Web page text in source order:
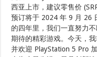
西亚上市，建议零售价
预订将于 2024 年 9 月 26
的四年里，我们一直努力
期待的精彩游戏。今天，
并欢迎 PlayStation 5 Pro